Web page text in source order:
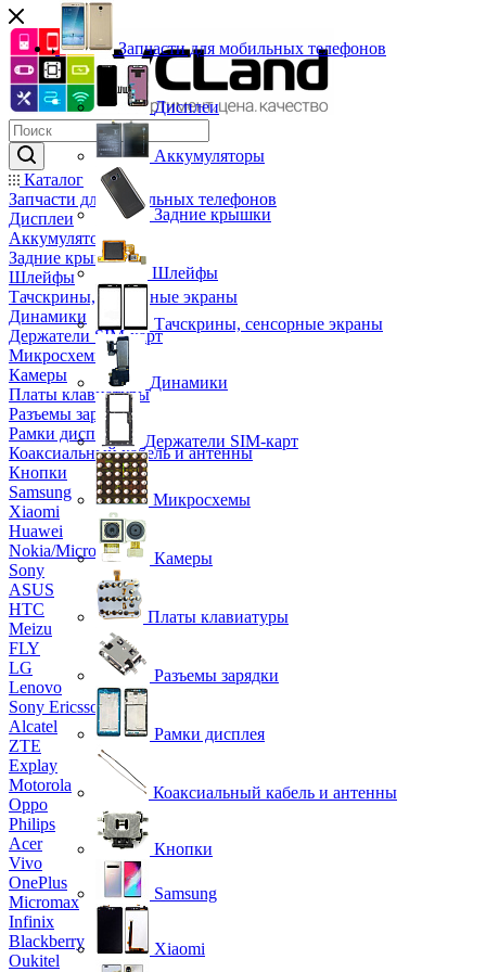
Каталог
Запчасти для мобильных телефонов
Дисплеи
Аккумуляторы
Задние крышки
Шлейфы
Тачскрины, сенсорные экраны
Динамики
Держатели SIM-карт
Микросхемы
Камеры
Платы клавиатуры
Разъемы зарядки
Рамки дисплея
Коаксиальный кабель и антенны
Кнопки
Samsung
Xiaomi
Huawei
Nokia/Microsoft
Sony
ASUS
HTC
Meizu
FLY
LG
Lenovo
Sony Ericsson
Alcatel
ZTE
Explay
Motorola
Oppo
Philips
Acer
Vivo
OnePlus
Micromax
Infinix
Blackberry
Oukitel
Запчасти для мобильных телефонов
Дисплеи
Аккумуляторы
Задние крышки
Шлейфы
Тачскрины, сенсорные экраны
Динамики
Держатели SIM-карт
Микросхемы
Камеры
Платы клавиатуры
Разъемы зарядки
Рамки дисплея
Коаксиальный кабель и антенны
Кнопки
Samsung
Xiaomi